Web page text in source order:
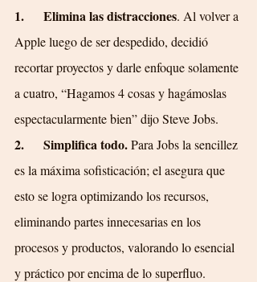
1.      Elimina las distracciones. Al volver a
Apple luego de ser despedido, decidió
recortar proyectos y darle enfoque solamente
a cuatro, “Hagamos 4 cosas y hagámoslas
espectacularmente bien” dijo Steve Jobs.
2.      Simplifica todo. Para Jobs la sencillez
es la máxima sofisticación; el asegura que
esto se logra optimizando los recursos,
eliminando partes innecesarias en los
procesos y productos, valorando lo esencial
y práctico por encima de lo superfluo.